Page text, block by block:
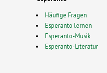
Häufige Fragen
Esperanto lernen
Esperanto-Musik
Esperanto-Literatur